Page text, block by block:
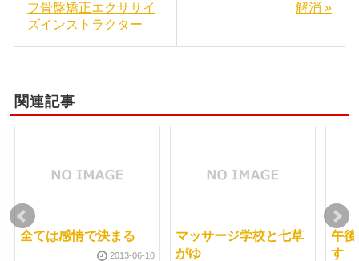
フ骨盤矯正エクササイ
ズインストラクター
解消 »
関連記事
全ては感情で決まる
2013-06-10
マッサージ学校と七草
がゆ
午
す